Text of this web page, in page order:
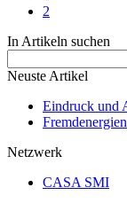
2
In Artikeln suchen
nach:
Neuste Artikel
Eindruck und
Fremdenergien
Netzwerk
CASA SMI